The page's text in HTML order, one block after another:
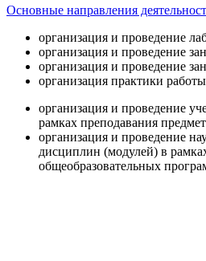
Основные направления
организация и проведение
организация и проведение
организация и проведение
организация практики
организация и проведение
рамках преподавания
организация и проведение
дисциплин (модулей) в
общеобразовательных